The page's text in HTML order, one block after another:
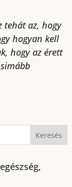
tehát az, hogy
hogyan kell
hogy az érett